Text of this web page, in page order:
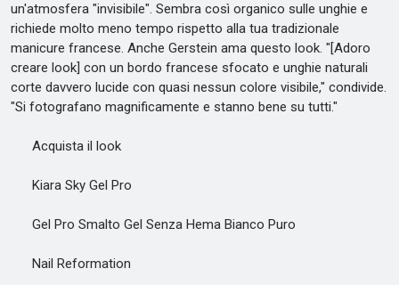
un'atmosfera "invisibile". Sembra così organico sulle unghie e
richiede molto meno tempo rispetto alla tua tradizionale
manicure francese. Anche Gerstein ama questo look. "[Adoro
creare look] con un bordo francese sfocato e unghie naturali
corte davvero lucide con quasi nessun colore visibile," condivide.
"Si fotografano magnificamente e stanno bene su tutti."
Acquista il look
Kiara Sky Gel Pro
Gel Pro Smalto Gel Senza Hema Bianco Puro
Nail Reformation